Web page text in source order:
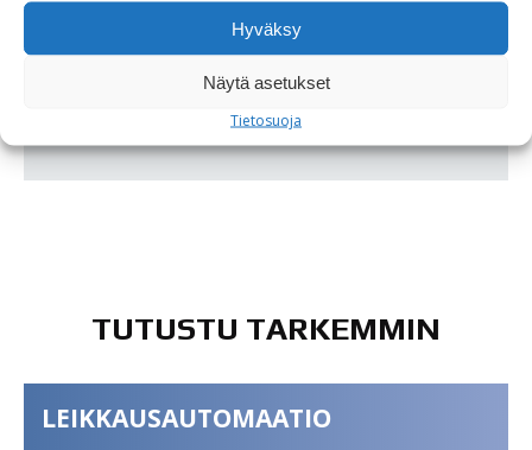
Hyväksy
Näytä asetukset
Tietosuoja
Teknohausin vaihteeseen:
Puhelintuki:(09) 274 7210
TUTUSTU TARKEMMIN
LEIKKAUSAUTOMAATIO